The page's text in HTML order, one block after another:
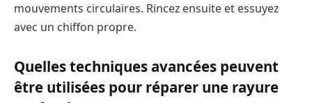
mouvements circulaires. Rincez ensuite et essuyez
avec un chiffon propre.
Quelles techniques avancées peuvent
être utilisées pour réparer une rayure